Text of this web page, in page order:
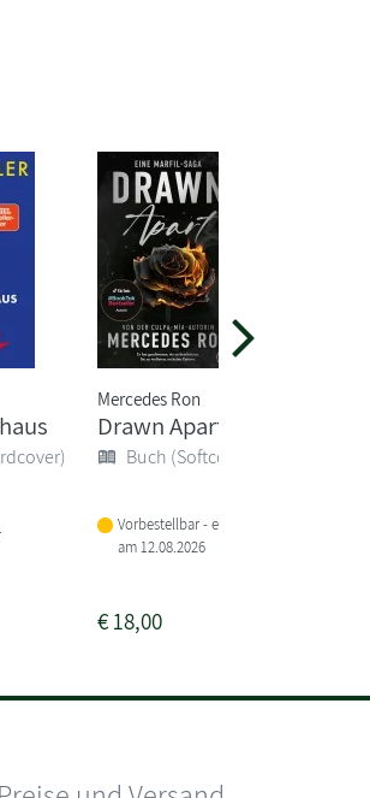
Mercedes Ron
Drawn Apart
Buch (Softcover)
Vorbestellbar - erscheint
am 12.08.2026
€18,00